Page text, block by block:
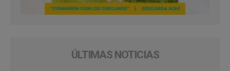
ÚLTIMAS NOTICIAS